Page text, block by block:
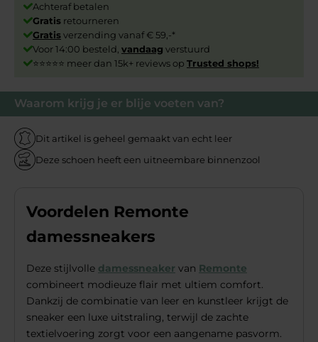
Waarom krijg je er blije voeten van?
Dit artikel is geheel gemaakt van echt leer
Deze schoen heeft een uitneembare binnenzool
Voordelen Remonte
damessneakers
Deze stijlvolle damessneaker van Remonte
combineert modieuze flair met ultiem comfort.
Dankzij de combinatie van leer en kunstleer krijgt de
sneaker een luxe uitstraling, terwijl de zachte
textielvoering zorgt voor een aangename pasvorm.
Achteraf betalen
Gratis retourneren
Gratisverzending vanaf € 59,-*
Voor 14:00 besteld, vandaag verstuurd
⭐⭐⭐⭐⭐ meer dan 15k+ reviews op Trusted shops!